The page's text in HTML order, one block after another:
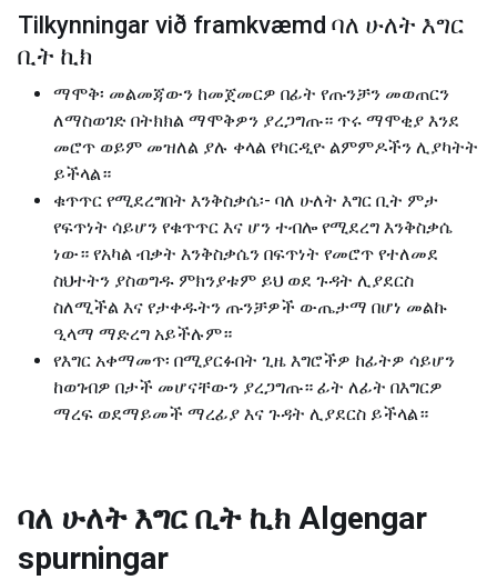
Tilkynningar við framkvæmd ባለ ሁለት እግር
ቢት ኪክ
ማሞቅ፡ መልመጃውን ከመጀመርዎ በፊት የጡንቻን መወጠርን
ለማስወገድ በትክክል ማሞቅዎን ያረጋግጡ። ጥሩ ማሞቂያ እንደ
መሮጥ ወይም መዝለል ያሉ ቀላል የካርዲዮ ልምምዶችን ሊያካትት
ይችላል።
ቁጥጥር የሚደረግበት እንቅስቃሴ፡- ባለ ሁለት እግር ቢት ምታ
የፍጥነት ሳይሆን የቁጥጥር እና ሆን ተብሎ የሚደረግ እንቅስቃሴ
ነው። የአካል ብቃት እንቅስቃሴን በፍጥነት የመሮጥ የተለመደ
ስህተትን ያስወግዱ ምክንያቱም ይህ ወደ ጉዳት ሊያደርስ
ስለሚችል እና የታቀዱትን ጡንቻዎች ውጤታማ በሆነ መልኩ
ዒላማ ማድረግ አይችሉም።
የእግር አቀማመጥ፡ በሚያርፉበት ጊዜ እግሮችዎ ከፊትዎ ሳይሆን
ከወገብዎ በታች መሆናቸውን ያረጋግጡ። ፊት ለፊት በእግርዎ
ማረፍ ወደማይመች ማረፊያ እና ጉዳት ሊያደርስ ይችላል።
ባለ ሁለት እግር ቢት ኪክ Algengar
spurningar